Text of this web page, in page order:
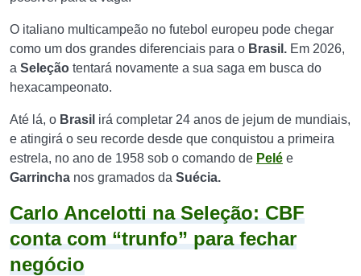
O italiano multicampeão no futebol europeu pode chegar
como um dos grandes diferenciais para o Brasil. Em 2026,
a Seleção tentará novamente a sua saga em busca do
hexacampeonato.
Até lá, o Brasil irá completar 24 anos de jejum de mundiais,
e atingirá o seu recorde desde que conquistou a primeira
estrela, no ano de 1958 sob o comando de Pelé e
Garrincha nos gramados da Suécia.
Carlo Ancelotti na Seleção: CBF
conta com “trunfo” para fechar
negócio